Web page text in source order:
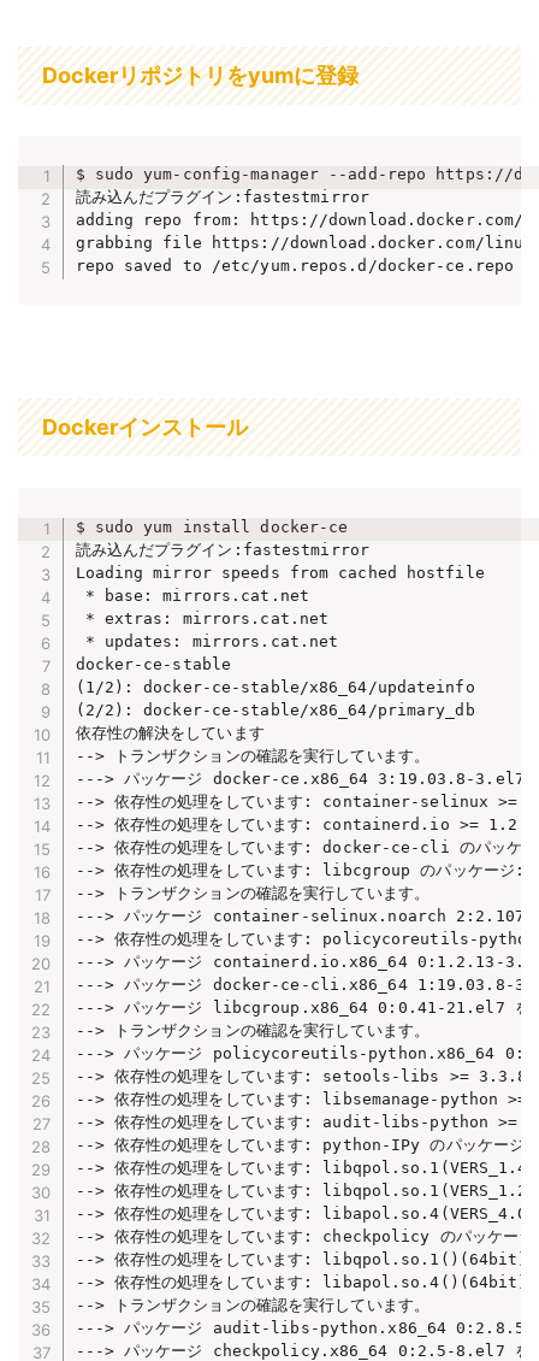
Dockerリポジトリをyumに登録
$ sudo yum-config-manager --add-repo https://
読み込んだプラグイン:fastestmirror
adding repo from: https://download.docker.com/
grabbing file https://download.docker.com/
repo saved to /etc/yum.repos.d/docker-ce.repo
Dockerインストール
$ sudo yum install docker-ce
読み込んだプラグイン:fastestmirror
Loading mirror speeds from cached hostfile
* base: mirrors.cat.net
* extras: mirrors.cat.net
* updates: mirrors.cat.net
docker-ce-stable
(1/2): docker-ce-stable/x86_64/updateinfo
(2/2): docker-ce-stable/x86_64/primary_db
依存性の解決をしています
--> トランザクションの確認を実行しています。
---> パッケージ docker-ce.x86_64 3:19.03.8-3.el7 を
--> 依存性の処理をしています: container-selinux
--> 依存性の処理をしています: containerd.io >=
--> 依存性の処理をしています: docker-ce-cli のパッ
--> 依存性の処理をしています: libcgroup のパッケー
--> トランザクションの確認を実行しています。
---> パッケージ container-selinux.noarch 2:2.107-
--> 依存性の処理をしています: policycoreutils-
---> パッケージ containerd.io.x86_64 0:1.2.13-
---> パッケージ docker-ce-cli.x86_64 1:19.03.8-
---> パッケージ libcgroup.x86_64 0:0.41-21.el7 を
--> トランザクションの確認を実行しています。
---> パッケージ policycoreutils-python.x86_64
--> 依存性の処理をしています: setools-libs >=
--> 依存性の処理をしています: libsemanage-
--> 依存性の処理をしています: audit-libs-python
--> 依存性の処理をしています: python-IPy のパッ
--> 依存性の処理をしています:
--> 依存性の処理をしています:
--> 依存性の処理をしています:
--> 依存性の処理をしています: checkpolicy のパッ
--> 依存性の処理をしています:
--> 依存性の処理をしています:
--> トランザクションの確認を実行しています。
---> パッケージ audit-libs-python.x86_64 0:2.8.5-
---> パッケージ checkpolicy.x86_64 0:2.5-8.el7 を